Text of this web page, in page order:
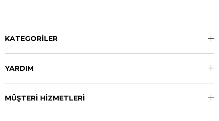
KATEGORİLER
YARDIM
MÜŞTERİ HİZMETLERİ